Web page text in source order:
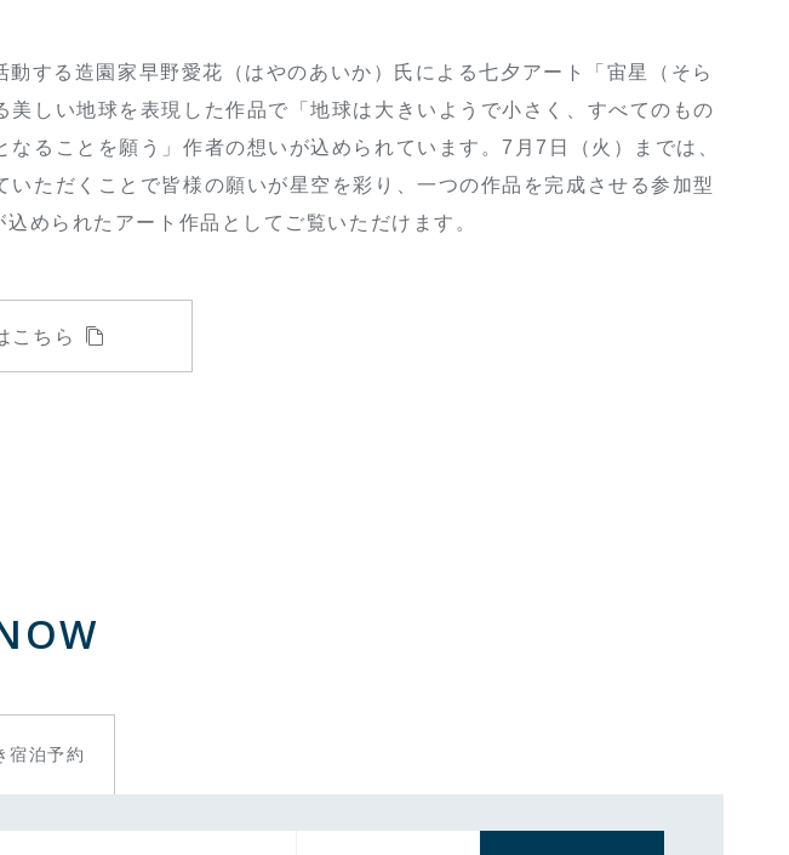
する造園家早野愛花（はやのあいか）氏による七夕アート「宙星（そら
しい地球を表現した作品で「地球は大きいようで小さく、すべてのもの
ることを願う」作者の想いが込められています。7月7日（火）までは、
ただくことで皆様の願いが星空を彩り、一つの作品を完成させる参加型
められたアート作品としてご覧いただけます。
こちら
宿泊予約